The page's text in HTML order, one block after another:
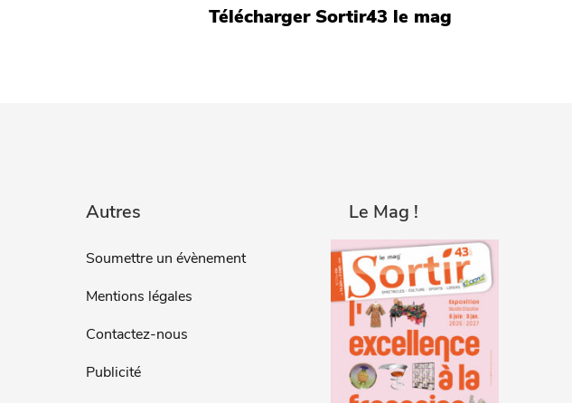
Télécharger Sortir43 le mag
Autres
Soumettre un évènement
Mentions légales
Contactez-nous
Publicité
Le Mag !